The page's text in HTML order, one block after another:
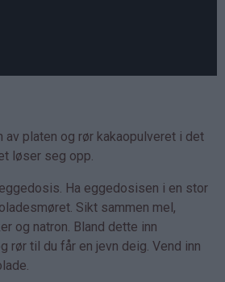
av platen og rør kakaopulveret i det
løser seg opp.
Ha eggedosisen i en stor
Sikt sammen mel,
og natron. Bland dette inn
rør til du får en jevn deig. Vend inn